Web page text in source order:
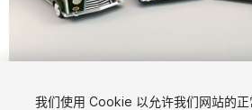
1/18
我们使用 Cookie 以允许我们网站的